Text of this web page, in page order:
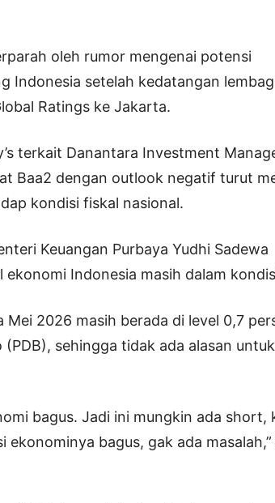
oleh rumor mengenai potensi
Indonesia setelah kedatangan
Ratings ke Jakarta.
terkait Danantara Investment
Baa2 dengan outlook negatif turut
kondisi fiskal nasional.
Keuangan Purbaya Yudhi Sadewa
Indonesia masih dalam
2026 masih berada di level 0,7
sehingga tidak ada alasan
bagus. Jadi ini mungkin ada short,
ekonominya bagus, gak ada